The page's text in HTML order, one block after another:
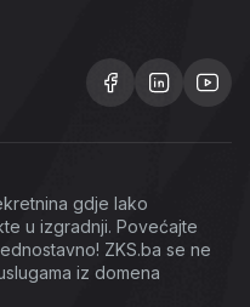
gdje lako
u izgradnji. Povećajte
ZKS.ba se ne
iz domena